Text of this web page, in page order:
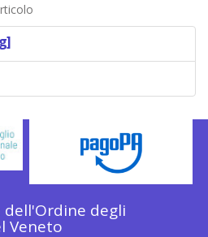
dell'Ordine degli
Veneto